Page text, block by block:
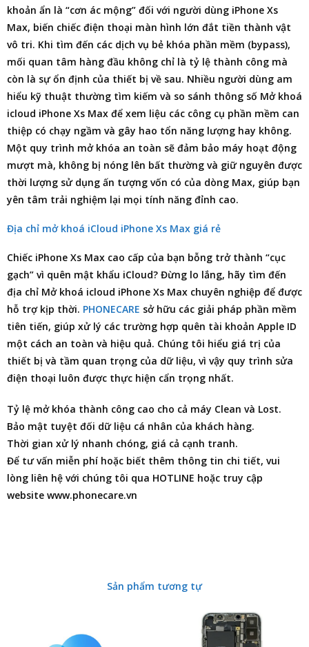
khoản ẩn là “cơn ác mộng” đối với người dùng iPhone Xs
Max, biến chiếc điện thoại màn hình lớn đắt tiền thành vật
vô tri. Khi tìm đến các dịch vụ bẻ khóa phần mềm (bypass),
mối quan tâm hàng đầu không chỉ là tỷ lệ thành công mà
còn là sự ổn định của thiết bị về sau. Nhiều người dùng am
hiểu kỹ thuật thường tìm kiếm và so sánh thông số Mở khoá
icloud iPhone Xs Max để xem liệu các công cụ phần mềm can
thiệp có chạy ngầm và gây hao tổn năng lượng hay không.
Một quy trình mở khóa an toàn sẽ đảm bảo máy hoạt động
mượt mà, không bị nóng lên bất thường và giữ nguyên được
thời lượng sử dụng ấn tượng vốn có của dòng Max, giúp bạn
yên tâm trải nghiệm lại mọi tính năng đỉnh cao.
Địa chỉ mở khoá iCloud iPhone Xs Max giá rẻ
Chiếc iPhone Xs Max cao cấp của bạn bỗng trở thành “cục
gạch” vì quên mật khẩu iCloud? Đừng lo lắng, hãy tìm đến
địa chỉ Mở khoá icloud iPhone Xs Max chuyên nghiệp để được
hỗ trợ kịp thời. PHONECARE sở hữu các giải pháp phần mềm
tiên tiến, giúp xử lý các trường hợp quên tài khoản Apple ID
một cách an toàn và hiệu quả. Chúng tôi hiểu giá trị của
thiết bị và tầm quan trọng của dữ liệu, vì vậy quy trình sửa
điện thoại luôn được thực hiện cẩn trọng nhất.
Tỷ lệ mở khóa thành công cao cho cả máy Clean và Lost.
Bảo mật tuyệt đối dữ liệu cá nhân của khách hàng.
Thời gian xử lý nhanh chóng, giá cả cạnh tranh.
Để tư vấn miễn phí hoặc biết thêm thông tin chi tiết, vui
lòng liên hệ với chúng tôi qua HOTLINE hoặc truy cập
website www.phonecare.vn
Sản phẩm tương tự